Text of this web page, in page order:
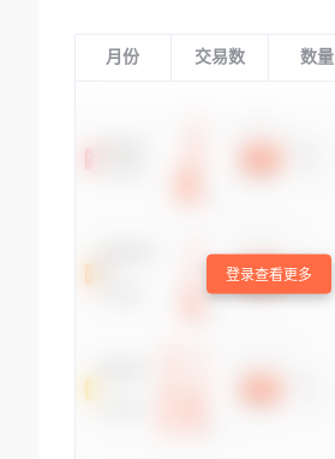
月份 交易数 数量
登录查看更多